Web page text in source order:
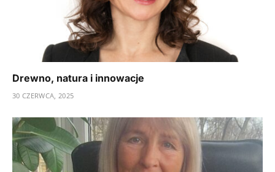
Drewno, natura i innowacje
30 CZERWCA, 2025